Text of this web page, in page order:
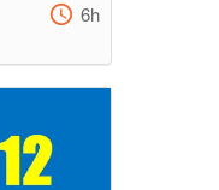
o Regime
Públicos
referentes
6h